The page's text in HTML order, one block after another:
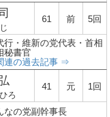
61 前 5回
行・維新の党代表・首相
秘書官
連の過去記事 ⇒
ろ
41 元 1回
なの党副幹事長